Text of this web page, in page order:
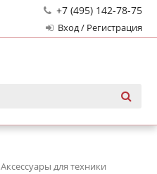
+7 (495) 142-78-75
Вход / Регистрация
Аксессуары для техники